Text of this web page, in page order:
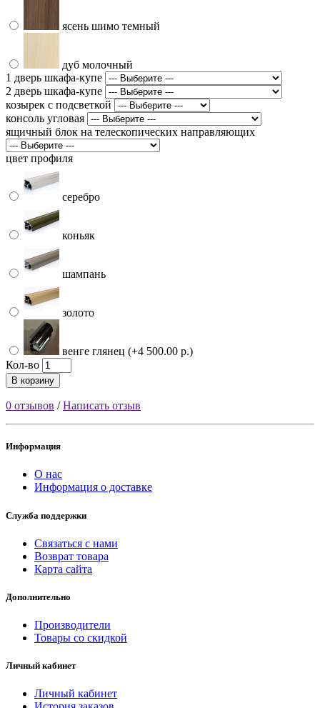
ясень шимо темный
дуб молочный
1 дверь шкафа-купе
2 дверь шкафа-купе
козырек с подсветкой
консоль угловая
ящичный блок на телескопических направляющих
цвет профиля
серебро
коньяк
шампань
золото
венге глянец (+4 500.00 р.)
Кол-во
В корзину
0 отзывов /Написать отзыв
Информация
О нас
Информация о доставке
Служба поддержки
Связаться с нами
Возврат товара
Карта сайта
Дополнительно
Производители
Товары со скидкой
Личный кабинет
Личный кабинет